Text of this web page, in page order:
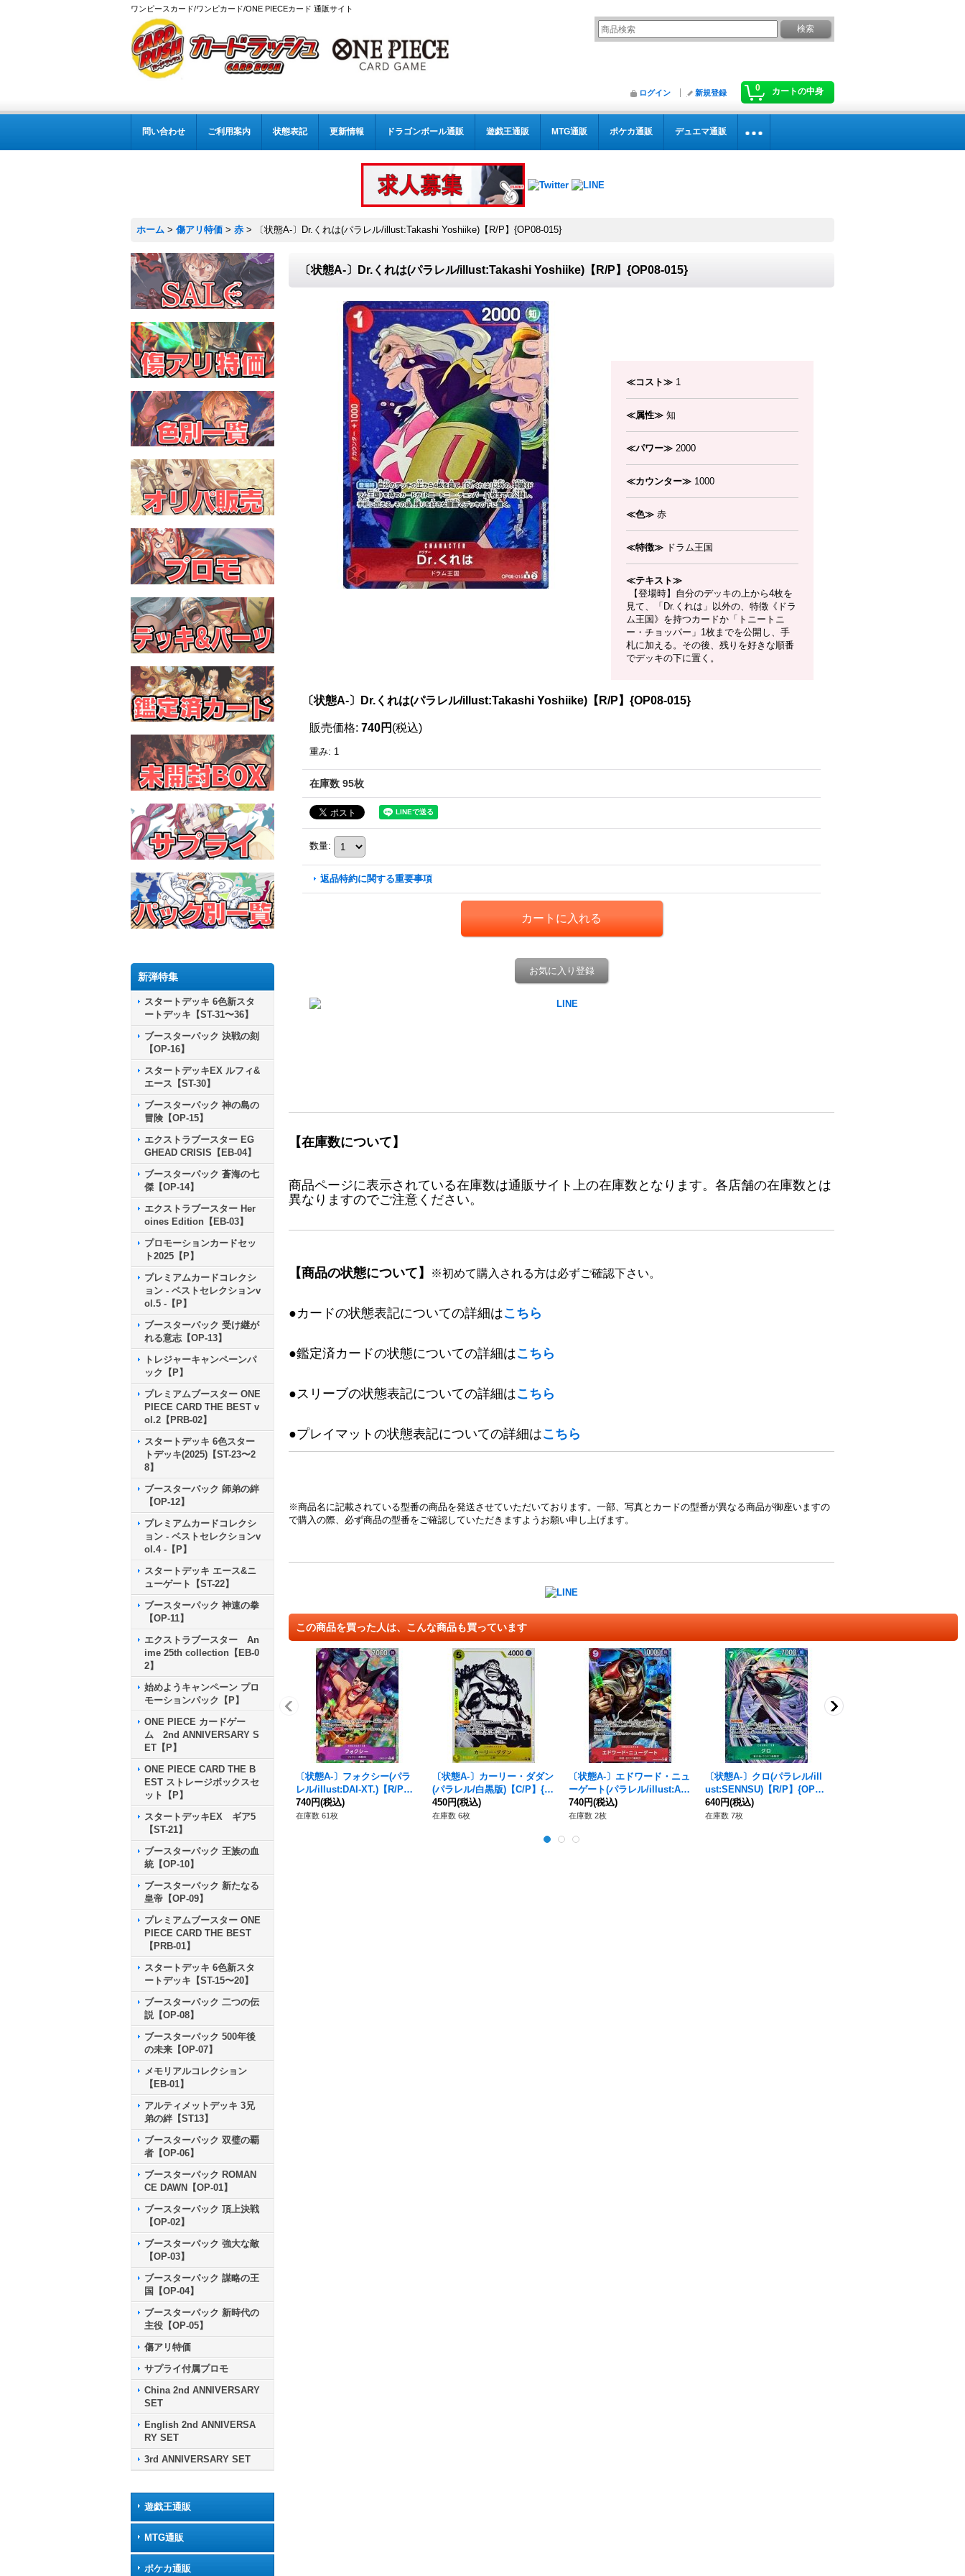
ワンピースカード/ワンピカード/ONE PIECEカード 通販サイト
0 カートの中身
ログイン 新規登録
問い合わせ ご利用案内 状態表記 更新情報 ドラゴンボール通販 遊戯王通販 MTG通販 ポケカ通販 デュエマ通販
ホーム > 傷アリ特価 > 赤 > 〔状態A-〕Dr.くれは(パラレル/illust:Takashi Yoshiike)【R/P】{OP08-015}
新弾特集
スタートデッキ 6色新スタ
ートデッキ【ST-31〜36】
ブースターパック 決戦の刻
【OP-16】
スタートデッキEX ルフィ&
エース【ST-30】
ブースターパック 神の島の
冒険【OP-15】
エクストラブースター EG
GHEAD CRISIS【EB-04】
ブースターパック 蒼海の七
傑【OP-14】
エクストラブースター Her
oines Edition【EB-03】
プロモーションカードセッ
ト2025【P】
プレミアムカードコレクシ
ョン - ベストセレクションv
ol.5 -【P】
ブースターパック 受け継が
れる意志【OP-13】
トレジャーキャンペーンパ
ック【P】
プレミアムブースター ONE
PIECE CARD THE BEST v
ol.2【PRB-02】
スタートデッキ 6色スター
トデッキ(2025)【ST-23〜2
8】
ブースターパック 師弟の絆
【OP-12】
プレミアムカードコレクシ
ョン - ベストセレクションv
ol.4 -【P】
スタートデッキ エース&ニ
ューゲート【ST-22】
ブースターパック 神速の拳
【OP-11】
エクストラブースター An
ime 25th collection【EB-0
2】
始めようキャンペーン プロ
モーションパック【P】
ONE PIECE カードゲー
ム 2nd ANNIVERSARY S
ET【P】
ONE PIECE CARD THE B
EST ストレージボックスセ
ット【P】
スタートデッキEX ギア5
【ST-21】
ブースターパック 王族の血
統【OP-10】
ブースターパック 新たなる
皇帝【OP-09】
プレミアムブースター ONE
PIECE CARD THE BEST
【PRB-01】
スタートデッキ 6色新スタ
ートデッキ【ST-15〜20】
ブースターパック 二つの伝
説【OP-08】
ブースターパック 500年後
の未来【OP-07】
メモリアルコレクション
【EB-01】
アルティメットデッキ 3兄
弟の絆【ST13】
ブースターパック 双璧の覇
者【OP-06】
ブースターパック ROMAN
CE DAWN【OP-01】
ブースターパック 頂上決戦
【OP-02】
ブースターパック 強大な敵
【OP-03】
ブースターパック 謀略の王
国【OP-04】
ブースターパック 新時代の
主役【OP-05】
傷アリ特価
サプライ付属プロモ
China 2nd ANNIVERSARY
SET
English 2nd ANNIVERSA
RY SET
3rd ANNIVERSARY SET
遊戯王通販
MTG通販
ポケカ通販
〔状態A-〕Dr.くれは(パラレル/illust:Takashi Yoshiike)【R/P】{OP08-015}
≪コスト≫ 1
≪属性≫ 知
≪パワー≫ 2000
≪カウンター≫ 1000
≪色≫ 赤
≪特徴≫ ドラム王国
≪テキスト≫
【登場時】自分のデッキの上から4枚を
見て、「Dr.くれは」以外の、特徴《ドラ
ム王国》を持つカードか「トニートニ
ー・チョッパー」1枚までを公開し、手
札に加える。その後、残りを好きな順番
でデッキの下に置く。
〔状態A-〕Dr.くれは(パラレル/illust:Takashi Yoshiike)【R/P】{OP08-015}
販売価格: 740円 (税込)
重み: 1
在庫数 95枚
数量:
返品特約に関する重要事項
お気に入り登録
【在庫数について】
商品ページに表示されている在庫数は通販サイト上の在庫数となります。各店舗の在庫数とは
異なりますのでご注意ください。
【商品の状態について】 ※初めて購入される方は必ずご確認下さい。
●カードの状態表記についての詳細はこちら
●鑑定済カードの状態についての詳細はこちら
●スリーブの状態表記についての詳細はこちら
●プレイマットの状態表記についての詳細はこちら
※商品名に記載されている型番の商品を発送させていただいております。一部、写真とカードの型番が異なる商品が御座いますの
で購入の際、必ず商品の型番をご確認していただきますようお願い申し上げます。
この商品を買った人は、こんな商品も買っています
〔状態A-〕フォクシー(パラ
レル/illust:DAI-XT.)【R/P】
{OP07-071}
740円(税込)
在庫数 61枚
〔状態A-〕カーリー・ダダン
(パラレル/白黒版)【C/P】{S
T13-006}
450円(税込)
在庫数 6枚
〔状態A-〕エドワード・ニュ
ーゲート(パラレル/illust:An
derson)【SR/P】{OP02-00
4}
740円(税込)
在庫数 2枚
〔状態A-〕クロ(パラレル/ill
ust:SENNSU)【R/P】{OP15
-025}
640円(税込)
在庫数 7枚